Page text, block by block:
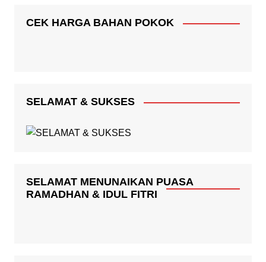
CEK HARGA BAHAN POKOK
SELAMAT & SUKSES
SELAMAT MENUNAIKAN PUASA
RAMADHAN & IDUL FITRI